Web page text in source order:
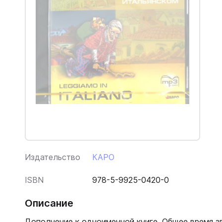
Издательство КАРО
ISBN 978-5-9925-0420-0
Описание